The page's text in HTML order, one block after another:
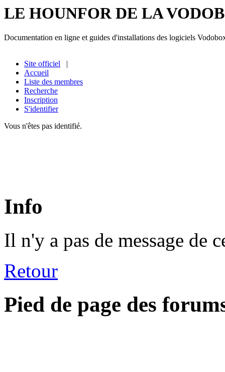
LE HOUNFOR DE LA
Documentation en ligne et guides d'installations des logiciels
Site officiel |
Accueil
Liste des membres
Recherche
Inscription
S'identifier
Vous n'êtes pas identifié.
Info
Il n'y a pas de message de
Retour
Pied de page des